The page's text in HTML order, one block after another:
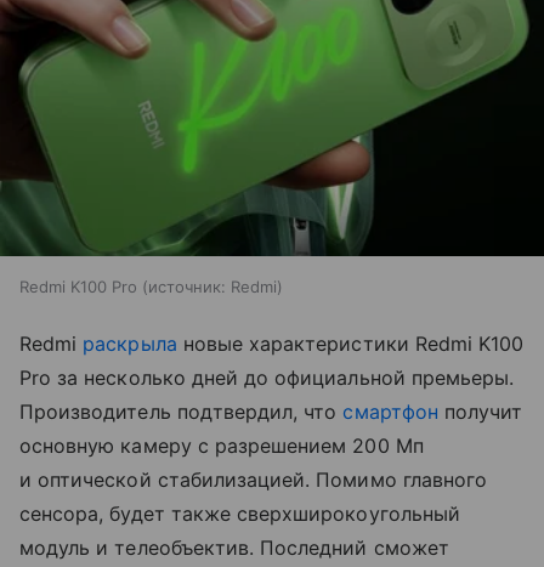
Redmi K100 Pro источник: Redmi
Redmi раскрыла новые характеристики Redmi K100
Pro за несколько дней до официальной премьеры.
Производитель подтвердил, что смартфон получит
основную камеру с разрешением 200 Мп
и оптической стабилизацией. Помимо главного
сенсора, будет также сверхширокоугольный
модуль и телеобъектив. Последний сможет